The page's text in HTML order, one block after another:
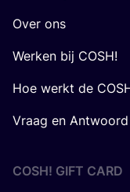
Over ons
Werken bij COSH!
Hoe werkt de
Vraag en Antwoord
COSH! GIFT CARD